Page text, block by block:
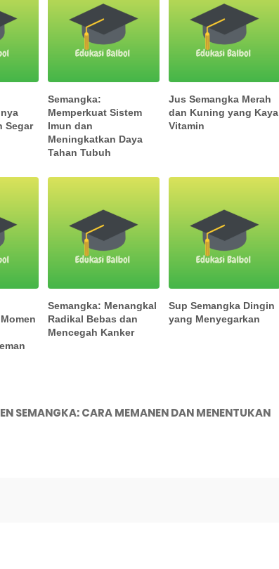
Segar
Semangka:
Memperkuat Sistem
Imun dan
Meningkatkan Daya
Tahan Tubuh
Jus Semangka Merah
dan Kuning yang Kaya
Vitamin
Semangka: Menangkal
Radikal Bebas dan
Mencegah Kanker
Sup Semangka Dingin
yang Menyegarkan
SEMANGKA: CARA MEMANEN DAN MENENTUKAN